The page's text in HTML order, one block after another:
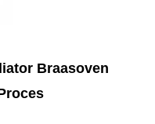
Braasoven